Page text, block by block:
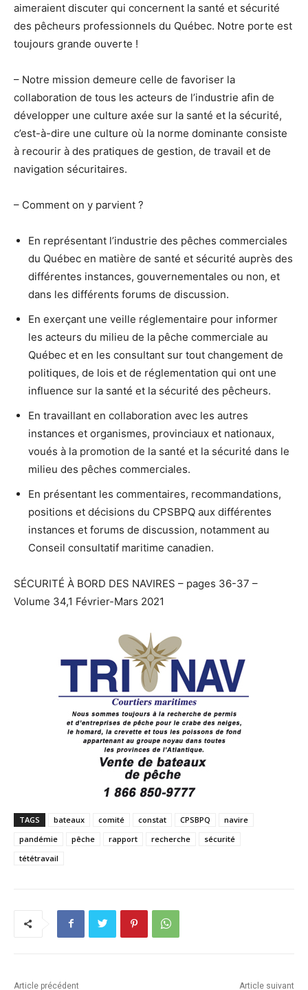
aimeraient discuter qui concernent la santé et sécurité
des pêcheurs professionnels du Québec. Notre porte est
toujours grande ouverte !
– Notre mission demeure celle de favoriser la
collaboration de tous les acteurs de l’industrie afin de
développer une culture axée sur la santé et la sécurité,
c’est-à-dire une culture où la norme dominante consiste
à recourir à des pratiques de gestion, de travail et de
navigation sécuritaires.
– Comment on y parvient ?
En représentant l’industrie des pêches commerciales
du Québec en matière de santé et sécurité auprès des
différentes instances, gouvernementales ou non, et
dans les différents forums de discussion.
En exerçant une veille réglementaire pour informer
les acteurs du milieu de la pêche commerciale au
Québec et en les consultant sur tout changement de
politiques, de lois et de réglementation qui ont une
influence sur la santé et la sécurité des pêcheurs.
En travaillant en collaboration avec les autres
instances et organismes, provinciaux et nationaux,
voués à la promotion de la santé et la sécurité dans le
milieu des pêches commerciales.
En présentant les commentaires, recommandations,
positions et décisions du CPSBPQ aux différentes
instances et forums de discussion, notamment au
Conseil consultatif maritime canadien.
SÉCURITÉ À BORD DES NAVIRES – pages 36-37 –
Volume 34,1 Février-Mars 2021
TAGS bateaux comité constat CPSBPQ
navire
pandémie
pêche rapport recherche
sécurité
tététravail
Article précédent Article suivant